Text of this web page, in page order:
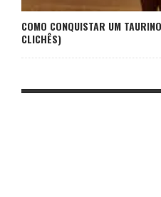
COMO CONQUISTAR UM
CLICHÊS)